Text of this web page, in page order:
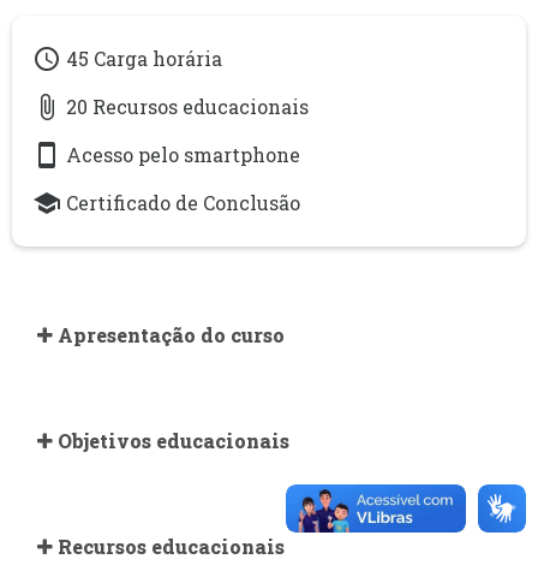
access_time 45 Carga horária
attach_file 20 Recursos educacionais
smartphone Acesso pelo smartphone
school Certificado de Conclusão
Apresentação do curso
Objetivos educacionais
Recursos educacionais